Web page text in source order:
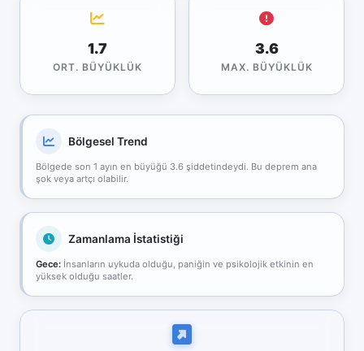
1.7
ORT. BÜYÜKLÜK
3.6
MAX. BÜYÜKLÜK
Bölgesel Trend
Bölgede son 1 ayın en büyüğü 3.6 şiddetindeydi. Bu deprem ana
şok veya artçı olabilir.
Zamanlama İstatistiği
Gece: İnsanların uykuda olduğu, paniğin ve psikolojik etkinin en
yüksek olduğu saatler.